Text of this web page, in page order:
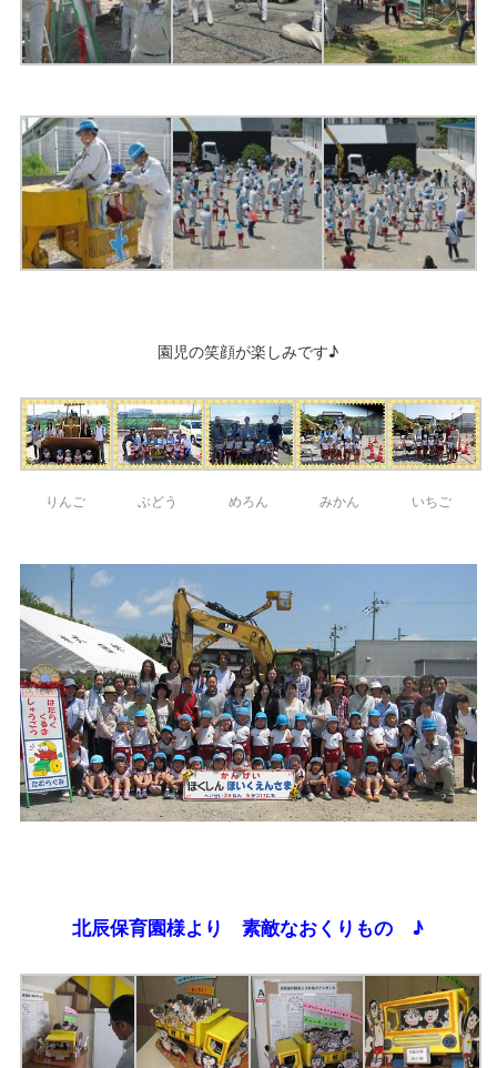
園児の笑顔が楽しみです♪
りんご ぶどう めろん みかん いちご
北辰保育園様より 素敵なおくりもの ♪